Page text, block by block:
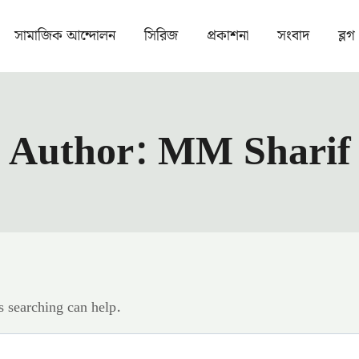
সামাজিক আন্দোলন সিরিজ প্রকাশনা সংবাদ ব্লগ
Author: MM Sharif
searching can help.